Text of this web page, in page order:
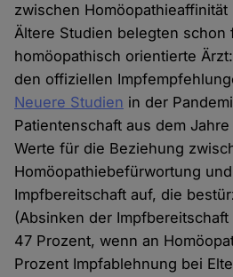
zwischen
Ältere Studien belegten schon
homöopathisch orientierte
den offiziellen
Neuere Studien in der
Patientenschaft aus dem
Werte für die Beziehung
Homöopathiebefürwortung
Impfbereitschaft auf, die
(Absinken der
47 Prozent, wenn an
Prozent Impfablehnung bei